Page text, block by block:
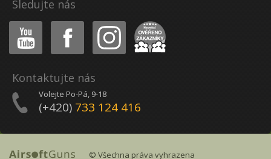
Sledujte nás
Youtube Facebook Instagram Heureka
Kontaktujte nás
Volejte Po-Pá, 9-18
(+420) 733 124 416
© Všechna práva vyhrazena